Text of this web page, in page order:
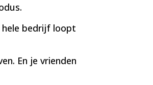
bedrijf loopt
En je vrienden